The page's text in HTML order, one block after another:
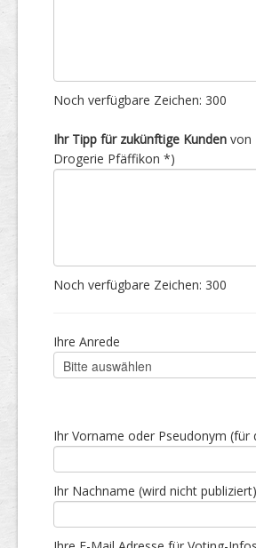
Noch verfügbare Zeichen: 300
Ihr Tipp für zukünftige Kunden von
Drogerie Pfäffikon *)
Noch verfügbare Zeichen: 300
Ihre Anrede
Ihr Vorname oder Pseudonym (für
Ihr Nachname (wird nicht publiziert)